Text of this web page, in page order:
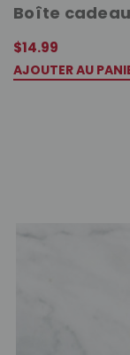
Boîte
$14.99
AJOUTER AU